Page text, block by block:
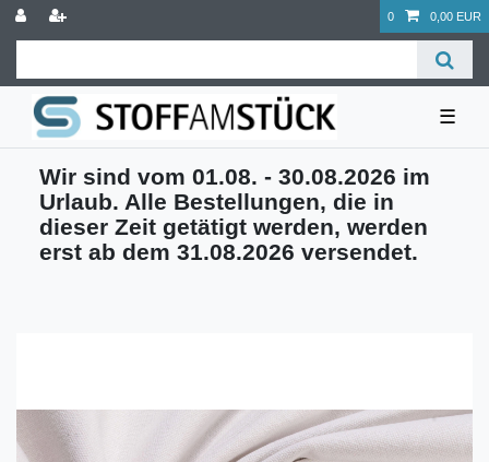
0 0,00 EUR
☰
Wir sind vom 01.08. - 30.08.2026 im
Urlaub. Alle Bestellungen, die in
dieser Zeit getätigt werden, werden
erst ab dem 31.08.2026 versendet.